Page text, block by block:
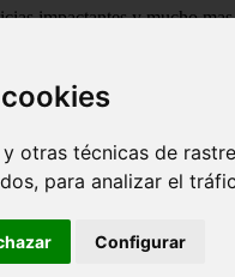
otras técnicas de
para analizar el
Configurar
impactantes y mucho mas